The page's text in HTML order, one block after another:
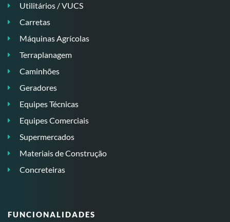
Utilitários / VUCS
Carretas
Máquinas Agrícolas
Terraplanagem
Caminhões
Geradores
Equipes Técnicas
Equipes Comerciais
Supermercados
Materiais de Construção
Concreteiras
FUNCIONALIDADES